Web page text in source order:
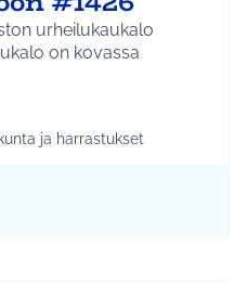
urheilukaukalo
on kovassa
Etelä-Tuusulan kylät
tulokset teeman mukaan:
ja harrastukset